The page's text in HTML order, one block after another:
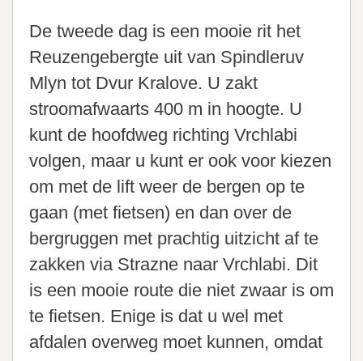
De tweede dag is een mooie rit het
Reuzengebergte uit van Spindleruv
Mlyn tot Dvur Kralove. U zakt
stroomafwaarts 400 m in hoogte. U
kunt de hoofdweg richting Vrchlabi
volgen, maar u kunt er ook voor kiezen
om met de lift weer de bergen op te
gaan (met fietsen) en dan over de
bergruggen met prachtig uitzicht af te
zakken via Strazne naar Vrchlabi. Dit
is een mooie route die niet zwaar is om
te fietsen. Enige is dat u wel met
afdalen overweg moet kunnen, omdat